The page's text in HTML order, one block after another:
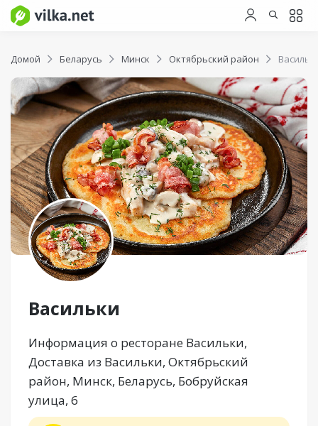
Домой Беларусь Минск Октябрьский район
Васильки
Информация о ресторане Васильки,
Доставка из Васильки, Октябрьский
район, Минск, Беларусь, Бобруйская
улица, 6